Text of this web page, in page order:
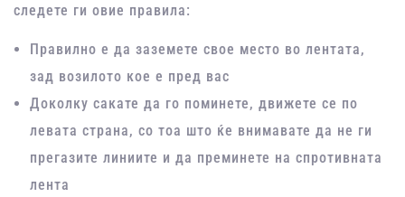
следете ги овие правила:
Правилно е да заземете свое место во лентата,
зад возилото кое е пред вас
Доколку сакате да го поминете, движете се по
левата страна, со тоа што ќе внимавате да не ги
прегазите линиите и да преминете на спротивната
лента